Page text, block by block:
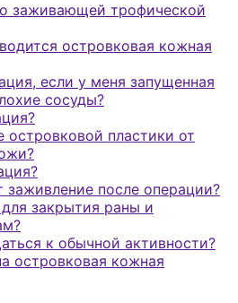
заживающей трофической
островковая кожная
если у меня запущенная
сосуды?
островковой пластики от
заживление после операции?
закрытия раны и
к обычной активности?
островковая кожная